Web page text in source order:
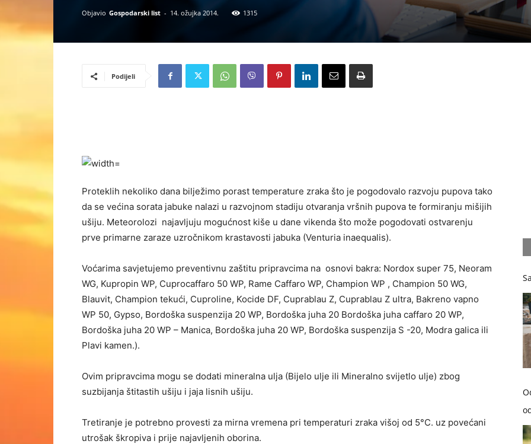
Objavio Gospodarski list - 14. ožujka 2014. 1315
Podijeli
Proteklih nekoliko dana bilježimo porast temperature zraka što je pogodovalo razvoju pupova tako
da se većina sorata jabuke nalazi u razvojnom stadiju otvaranja vršnih pupova te formiranju mišijih
ušiju. Meteorolozi najavljuju mogućnost kiše u dane vikenda što može pogodovati ostvarenju
prve primarne zaraze uzročnikom krastavosti jabuka (Venturia inaequalis).
Voćarima savjetujemo preventivnu zaštitu pripravcima na osnovi bakra: Nordox super 75, Neoram
WG, Kupropin WP, Cuprocaffaro 50 WP, Rame Caffaro WP, Champion WP , Champion 50 WG,
Blauvit, Champion tekući, Cuproline, Kocide DF, Cuprablau Z, Cuprablau Z ultra, Bakreno vapno
WP 50, Gypso, Bordoška suspenzija 20 WP, Bordoška juha 20 Bordoška juha caffaro 20 WP,
Bordoška juha 20 WP – Manica, Bordoška juha 20 WP, Bordoška suspenzija S -20, Modra galica ili
Plavi kamen.).
Ovim pripravcima mogu se dodati mineralna ulja (Bijelo ulje ili Mineralno svijetlo ulje) zbog
suzbijanja štitastih ušiju i jaja lisnih ušiju.
Tretiranje je potrebno provesti za mirna vremena pri temperaturi zraka višoj od 5°C. uz povećani
utrošak škropiva i prije najavljenih oborina.